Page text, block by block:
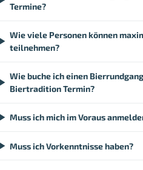
Termine?
Wie viele Personen können
teilnehmen?
Wie buche ich einen
Biertradition Termin?
Muss ich mich im Voraus
Muss ich Vorkenntnisse haben?